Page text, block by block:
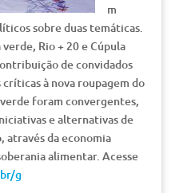
m
sobre duas temáticas.
Rio + 20 e Cúpula
de convidados
à nova roupagem do
foram convergentes,
e alternativas de
através da economia
alimentar. Acesse
g